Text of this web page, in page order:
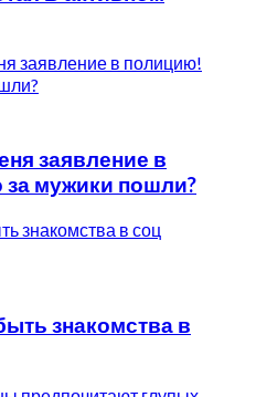
заявление в
мужики пошли?
знакомства в